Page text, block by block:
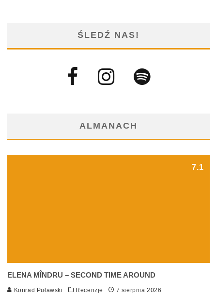
ŚLEDŹ NAS!
ALMANACH
7.1
ELENA MÎNDRU – SECOND TIME AROUND
Konrad Puławski Recenzje 7 sierpnia 2026